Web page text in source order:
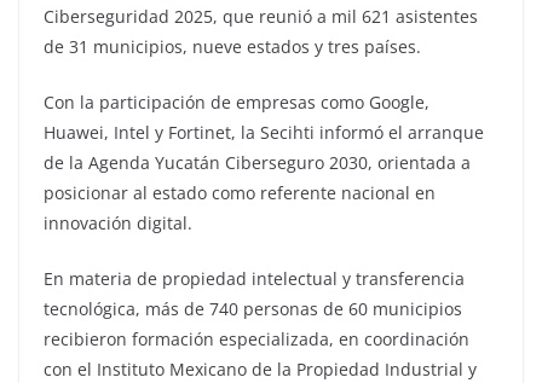
Ciberseguridad 2025, que reunió a mil 621 asistentes
de 31 municipios, nueve estados y tres países.
Con la participación de empresas como Google,
Huawei, Intel y Fortinet, la Secihti informó el arranque
de la Agenda Yucatán Ciberseguro 2030, orientada a
posicionar al estado como referente nacional en
innovación digital.
En materia de propiedad intelectual y transferencia
tecnológica, más de 740 personas de 60 municipios
recibieron formación especializada, en coordinación
con el Instituto Mexicano de la Propiedad Industrial y